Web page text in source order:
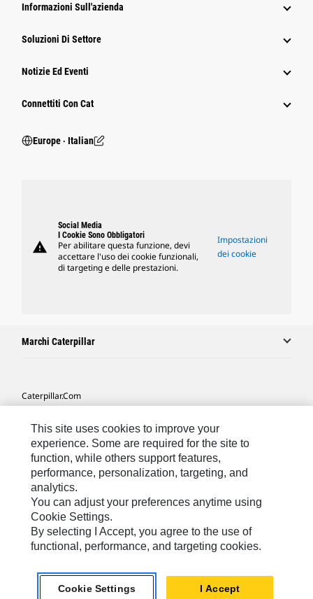
Informazioni Sull'azienda
Soluzioni Di Settore
Notizie Ed Eventi
Connettiti Con Cat
Europe ‧ Italian
warning
Social Media
I Cookie Sono Obbligatori
Per abilitare questa funzione, devi
accettare l'uso dei cookie funzionali,
di targeting e delle prestazioni.
Impostazioni
dei cookie
Marchi Caterpillar
Caterpillar.com
Le Mie Preferenze Di Marketing
Mappa Del Sito
Cookie Settings
Informazioni Legali
Tutela Della Privacy
Europe - Italian© 2026 Caterpillar. Tutti i diritti riservati.
This site uses cookies to improve your
experience. Some are required for the site to
function, while others support features,
performance, personalization, targeting, and
analytics.
You can adjust your preferences anytime using
Cookie Settings.
By selecting I Accept, you agree to the use of
functional, performance, and targeting cookies.
Cookie Settings I Accept